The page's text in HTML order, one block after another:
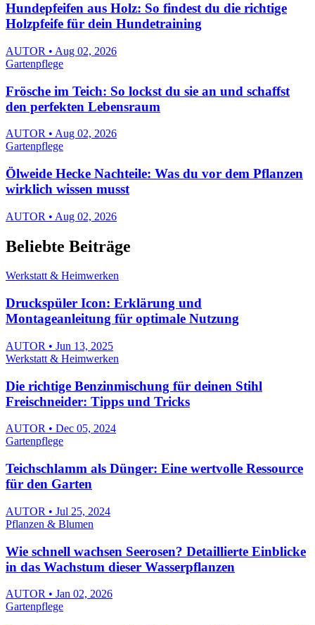
Hundepfeifen aus Holz: So findest du die richtige
Holzpfeife für dein Hundetraining
AUTOR • Aug 02, 2026
Gartenpflege
Frösche im Teich: So lockst du sie an und schaffst
den perfekten Lebensraum
AUTOR • Aug 02, 2026
Gartenpflege
Ölweide Hecke Nachteile: Was du vor dem Pflanzen
wirklich wissen musst
AUTOR • Aug 02, 2026
Beliebte Beiträge
Werkstatt & Heimwerken
Druckspüler Icon: Erklärung und
Montageanleitung für optimale Nutzung
AUTOR • Jun 13, 2025
Werkstatt & Heimwerken
Die richtige Benzinmischung für deinen Stihl
Freischneider: Tipps und Tricks
AUTOR • Dec 05, 2024
Gartenpflege
Teichschlamm als Dünger: Eine wertvolle Ressource
für den Garten
AUTOR • Jul 25, 2024
Pflanzen & Blumen
Wie schnell wachsen Seerosen? Detaillierte Einblicke
in das Wachstum dieser Wasserpflanzen
AUTOR • Jan 02, 2026
Gartenpflege